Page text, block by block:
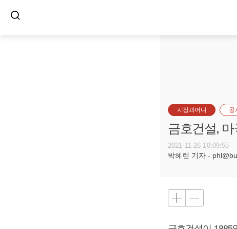
시장과머니 공
금호건설,
2021-11-26 10:09:55
박혜린 기자 -